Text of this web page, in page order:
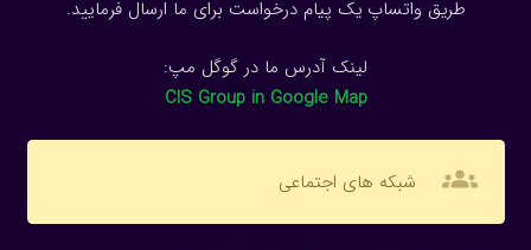
طریق واتساپ یک پیام درخواست برای ما ارسال فرمایید.
لینک آدرس ما در گوگل مپ:
CIS Group in Google Map
groups شبکه های اجتماعی